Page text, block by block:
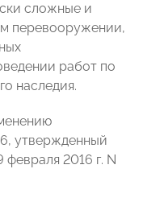
сложные и
перевооружении,
работ по
наследия.
утвержденный
2016 г. N